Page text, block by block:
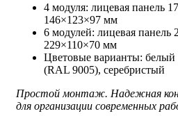
4 модуля: лицевая панель
146×123×97 мм
6 модулей: лицевая панель
229×110×70 мм
Цветовые варианты:
(RAL 9005), серебристый
Простой монтаж. Надежная
для организации современных